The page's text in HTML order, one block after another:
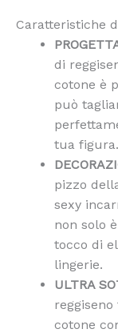
Caratteristiche
di
cotone è
può
tua figura.
pizzo
sexy
non solo
tocco di
lingerie.
ULTRA
cotone